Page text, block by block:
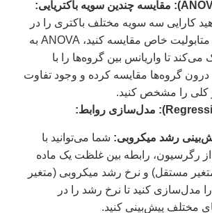
کارایی سه سویه مختلف باکتری را در
تولید یک متابولیت خاص مقایسه کنید، ANOVA به
تا واریانس بین گروه‌ها را با
درون گروه‌ها مقایسه کرده و وجود تفاوت
کلی را مشخص کنید.
رشد میکروبی: شما می‌توانید با
از رگرسیون، رابطه بین غلظت یک ماده
مستقل) و نرخ رشد میکروبی (متغیر
مدل‌سازی کنید تا نرخ رشد را در
مختلف پیش‌بینی کنید.